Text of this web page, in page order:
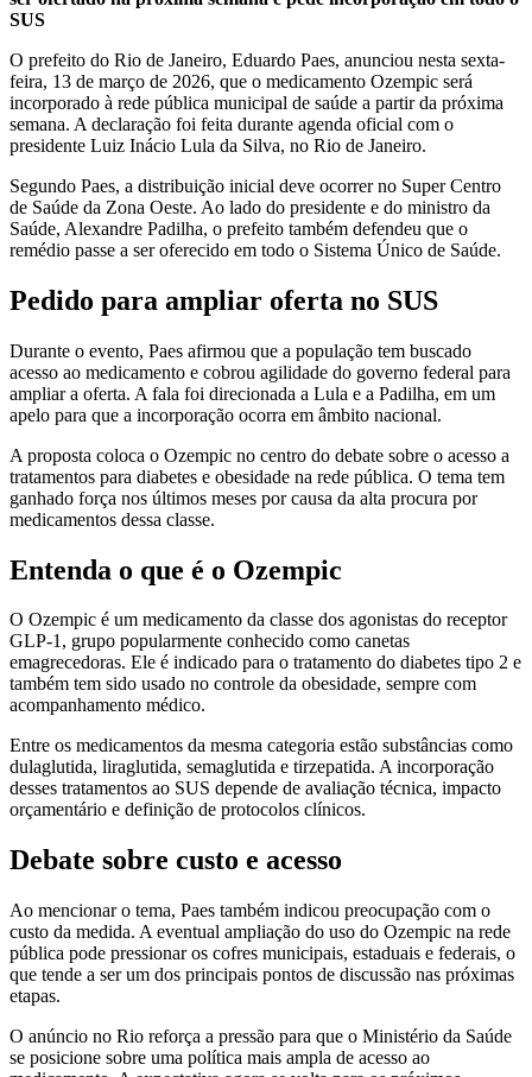
SUS
O prefeito do Rio de Janeiro, Eduardo Paes, anunciou nesta sexta-
feira, 13 de março de 2026, que o medicamento Ozempic será
incorporado à rede pública municipal de saúde a partir da próxima
semana. A declaração foi feita durante agenda oficial com o
presidente Luiz Inácio Lula da Silva, no Rio de Janeiro.
Segundo Paes, a distribuição inicial deve ocorrer no Super Centro
de Saúde da Zona Oeste. Ao lado do presidente e do ministro da
Saúde, Alexandre Padilha, o prefeito também defendeu que o
remédio passe a ser oferecido em todo o Sistema Único de Saúde.
Pedido para ampliar oferta no SUS
Durante o evento, Paes afirmou que a população tem buscado
acesso ao medicamento e cobrou agilidade do governo federal para
ampliar a oferta. A fala foi direcionada a Lula e a Padilha, em um
apelo para que a incorporação ocorra em âmbito nacional.
A proposta coloca o Ozempic no centro do debate sobre o acesso a
tratamentos para diabetes e obesidade na rede pública. O tema tem
ganhado força nos últimos meses por causa da alta procura por
medicamentos dessa classe.
Entenda o que é o Ozempic
O Ozempic é um medicamento da classe dos agonistas do receptor
GLP-1, grupo popularmente conhecido como canetas
emagrecedoras. Ele é indicado para o tratamento do diabetes tipo 2 e
também tem sido usado no controle da obesidade, sempre com
acompanhamento médico.
Entre os medicamentos da mesma categoria estão substâncias como
dulaglutida, liraglutida, semaglutida e tirzepatida. A incorporação
desses tratamentos ao SUS depende de avaliação técnica, impacto
orçamentário e definição de protocolos clínicos.
Debate sobre custo e acesso
Ao mencionar o tema, Paes também indicou preocupação com o
custo da medida. A eventual ampliação do uso do Ozempic na rede
pública pode pressionar os cofres municipais, estaduais e federais, o
que tende a ser um dos principais pontos de discussão nas próximas
etapas.
O anúncio no Rio reforça a pressão para que o Ministério da Saúde
se posicione sobre uma política mais ampla de acesso ao